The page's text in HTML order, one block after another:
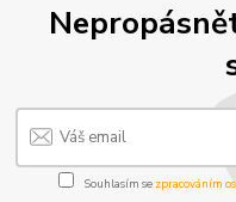
Souhlasím se zpracováním